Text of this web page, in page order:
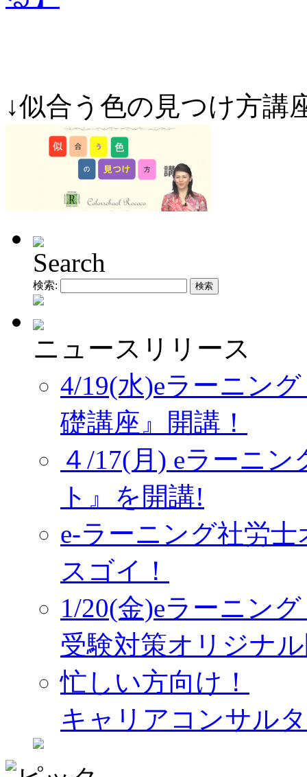
↓似合う色の見つけ方講
Search
検索:
ニュースリリース
4/19(水)eラーニン
礎講座』開講！
４/17(月) eラーニ
ト』を開講!
e-ラーニング社労
スゴイ！
1/20(金)eラーニン
受験対策オリジナ
忙しい方向け！
キャリアコンサル